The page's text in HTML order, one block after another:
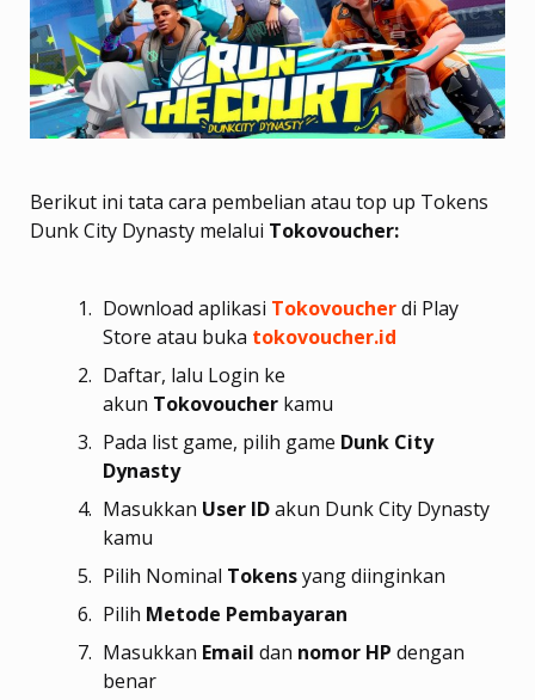
Berikut ini tata cara pembelian atau top up Tokens
Dunk City Dynasty melalui Tokovoucher:
Download aplikasi Tokovoucherdi Play
Store atau buka tokovoucher.id
Daftar, lalu Login ke
akun Tokovoucher kamu
Pada list game, pilih game Dunk City
Dynasty
Masukkan User IDakun Dunk City Dynasty
kamu
Pilih Nominal Tokensyang diinginkan
Pilih Metode Pembayaran
Masukkan Email dan nomor HP dengan
benar